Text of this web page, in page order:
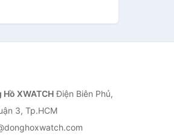
XWATCHĐiện Biên Phủ,
3, Tp.HCM